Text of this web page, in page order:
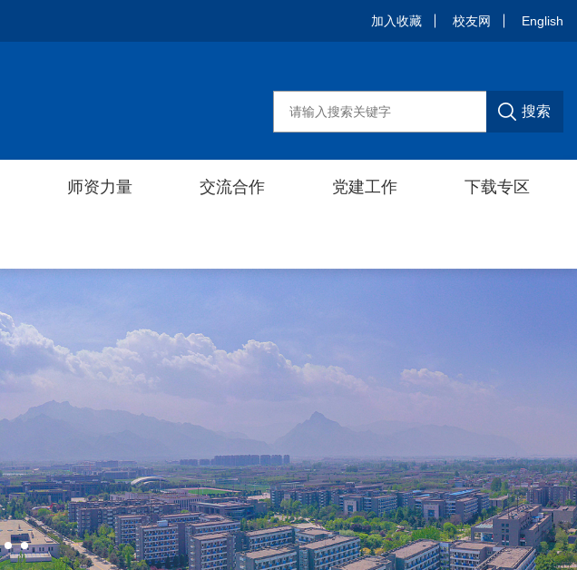
加入收藏 校友网 English
搜索
师资力量 交流合作 党建工作 下载专区
加入收藏 校友网 English
搜索
师资力量 交流合作 党建工作 下载专区